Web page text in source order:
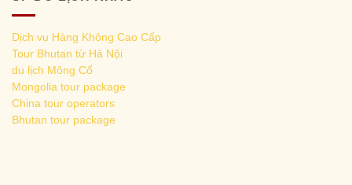
Dịch vụ Hàng Không Cao Cấp
Tour Bhutan từ Hà Nội
du lịch Mông Cổ
Mongolia tour package
China tour operators
Bhutan tour package